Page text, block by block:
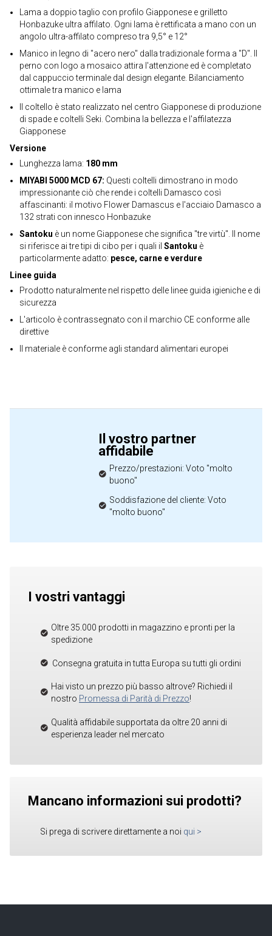
Lama a doppio taglio con profilo Giapponese e grilletto
Honbazuke ultra affilato. Ogni lama è rettificata a mano con un
angolo ultra-affilato compreso tra 9,5° e 12°
Manico in legno di "acero nero" dalla tradizionale forma a "D". Il
perno con logo a mosaico attira l'attenzione ed è completato
dal cappuccio terminale dal design elegante. Bilanciamento
ottimale tra manico e lama
Il coltello è stato realizzato nel centro Giapponese di produzione
di spade e coltelli Seki. Combina la bellezza e l'affilatezza
Giapponese
Versione
Lunghezza lama: 180 mm
MIYABI 5000 MCD 67: Questi coltelli dimostrano in modo
impressionante ciò che rende i coltelli Damasco così
affascinanti: il motivo Flower Damascus e l'acciaio Damasco a
132 strati con innesco Honbazuke
Santoku è un nome Giapponese che significa "tre virtù". Il nome
si riferisce ai tre tipi di cibo per i quali il Santoku è
particolarmente adatto: pesce, carne e verdure
Linee guida
Prodotto naturalmente nel rispetto delle linee guida igieniche e di
sicurezza
L'articolo è contrassegnato con il marchio CE conforme alle
direttive
Il materiale è conforme agli standard alimentari europei
Il vostro partner
affidabile
Prezzo/prestazioni: Voto "molto
buono"
Soddisfazione del cliente: Voto
"molto buono"
I vostri vantaggi
Oltre 35.000 prodotti in magazzino e pronti per la
spedizione
Consegna gratuita in tutta Europa su tutti gli ordini
Hai visto un prezzo più basso altrove? Richiedi il
nostro Promessa di Parità di Prezzo!
Qualità affidabile supportata da oltre 20 anni di
esperienza leader nel mercato
Mancano informazioni sui prodotti?
Si prega di scrivere direttamente a noi qui >